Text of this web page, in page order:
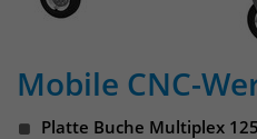
Mobile CNC-
Platte Buche Multiplex
auf
sind damit
unzugänglich.